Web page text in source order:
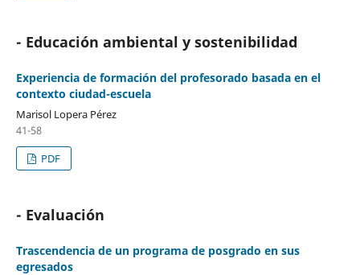
- Educación ambiental y sostenibilidad
Experiencia de formación del profesorado basada en el
contexto ciudad-escuela
Marisol Lopera Pérez
41-58
PDF
- Evaluación
Trascendencia de un programa de posgrado en sus
egresados